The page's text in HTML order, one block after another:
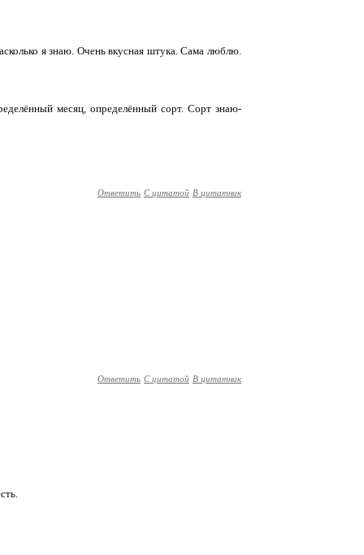
я знаю. Очень вкусная штука. Сама люблю.
месяц, определённый сорт. Сорт знаю-
Ответить С цитатой В цитатник
Ответить С цитатой В цитатник